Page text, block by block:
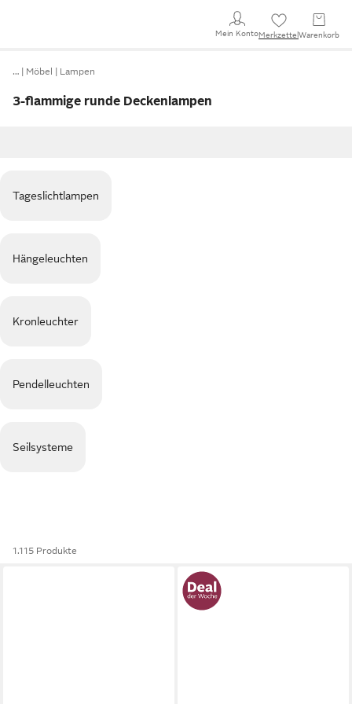
Mein KontoMerkzettel Warenkorb
… Möbel Lampen
3-flammige runde Deckenlampen
Tageslichtlampen
Hängeleuchten
Kronleuchter
Pendelleuchten
Seilsysteme
1.115 Produkte